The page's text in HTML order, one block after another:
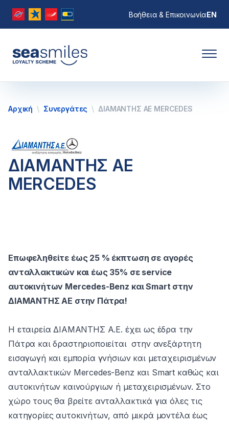
Βοήθεια & ΕπικοινωνίαEN
Αρχική Συνεργάτες ΔΙΑΜΑΝΤΗΣ ΑΕ MERCEDES
ΔΙΑΜΑΝΤΗΣ ΑΕ
MERCEDES
Επωφεληθείτε έως 25 % έκπτωση σε αγορές
ανταλλακτικών και έως 35% σε service
αυτοκινήτων Mercedes-Benz και Smart στην
ΔΙΑΜΑΝΤΗΣ ΑΕ στην Πάτρα!
Η εταιρεία ΔΙΑΜΑΝΤΗΣ Α.Ε. έχει ως έδρα την
Πάτρα και δραστηριοποιείται στην ανεξάρτητη
εισαγωγή και εμπορία γνήσιων και μεταχειρισμένων
ανταλλακτικών Mercedes-Benz και Smart καθώς και
αυτοκινήτων καινούργιων ή μεταχειρισμένων. Στο
χώρο τους θα βρείτε ανταλλακτικά για όλες τις
κατηγορίες αυτοκινήτων, από μικρά μοντέλα έως